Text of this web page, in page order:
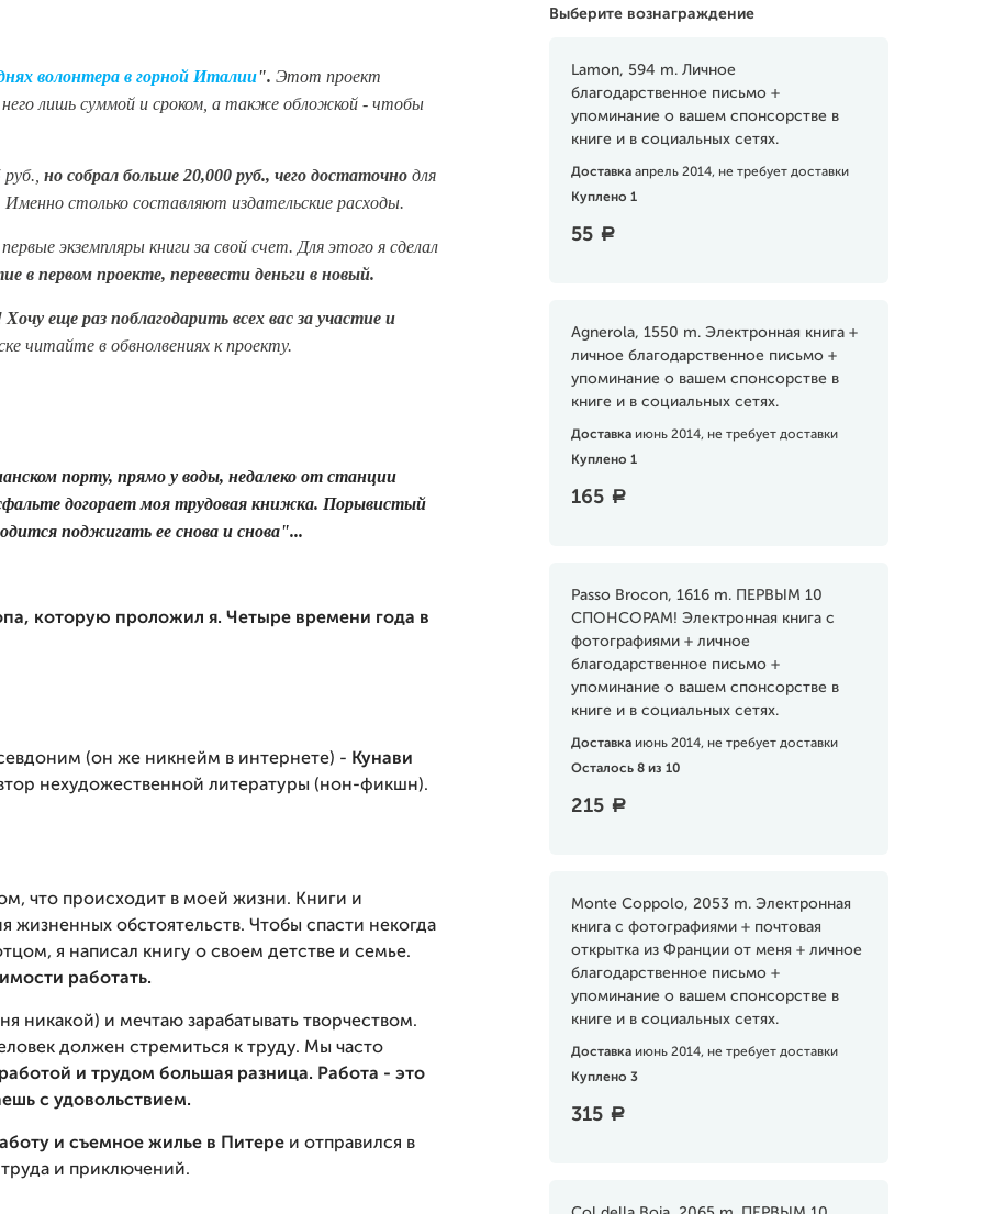
Выберите вознаграждение
Lamon, 594 m. Личное
благодарственное письмо +
упоминание о вашем спонсорстве в
книге и в социальных сетях.
Доставка апрель 2014, не требует доставки
Куплено 1
55 a
Agnerola, 1550 m. Электронная книга +
личное благодарственное письмо +
упоминание о вашем спонсорстве в
книге и в социальных сетях.
Доставка июнь 2014, не требует доставки
Куплено 1
165 a
Passo Brocon, 1616 m. ПЕРВЫМ 10
СПОНСОРАМ! Электронная книга с
фотографиями + личное
благодарственное письмо +
упоминание о вашем спонсорстве в
книге и в социальных сетях.
Доставка июнь 2014, не требует доставки
Осталось 8 из 10
215 a
Monte Coppolo, 2053 m. Электронная
книга с фотографиями + почтовая
открытка из Франции от меня + личное
благодарственное письмо +
упоминание о вашем спонсорстве в
книге и в социальных сетях.
Доставка июнь 2014, не требует доставки
Куплено 3
315 a
волонтера в горной Италии". Этот проект
лишь суммой и сроком, а также обложкой - чтобы
но собрал больше 20,000 руб., чего достаточно для
столько составляют издательские расходы.
экземпляры книги за свой счет. Для этого я сделал
в первом проекте, перевести деньги в новый.
Хочу еще раз поблагодарить всех вас за участие и
читайте в обвнолвениях к проекту.
порту, прямо у воды, недалеко от станции
догорает моя трудовая книжка. Порывистый
поджигать ее снова и снова"...
которую проложил я. Четыре времени года в
(он же никнейм в интернете) - Кунави
нехудожественной литературы (нон-фикшн).
что происходит в моей жизни. Книги и
жизненных обстоятельств. Чтобы спасти некогда
я написал книгу о своем детстве и семье.
работать.
никакой) и мечтаю зарабатывать творчеством.
должен стремиться к труду. Мы часто
и трудом большая разница. Работа - это
с удовольствием.
и съемное жилье в Питере и отправился в
и приключений.